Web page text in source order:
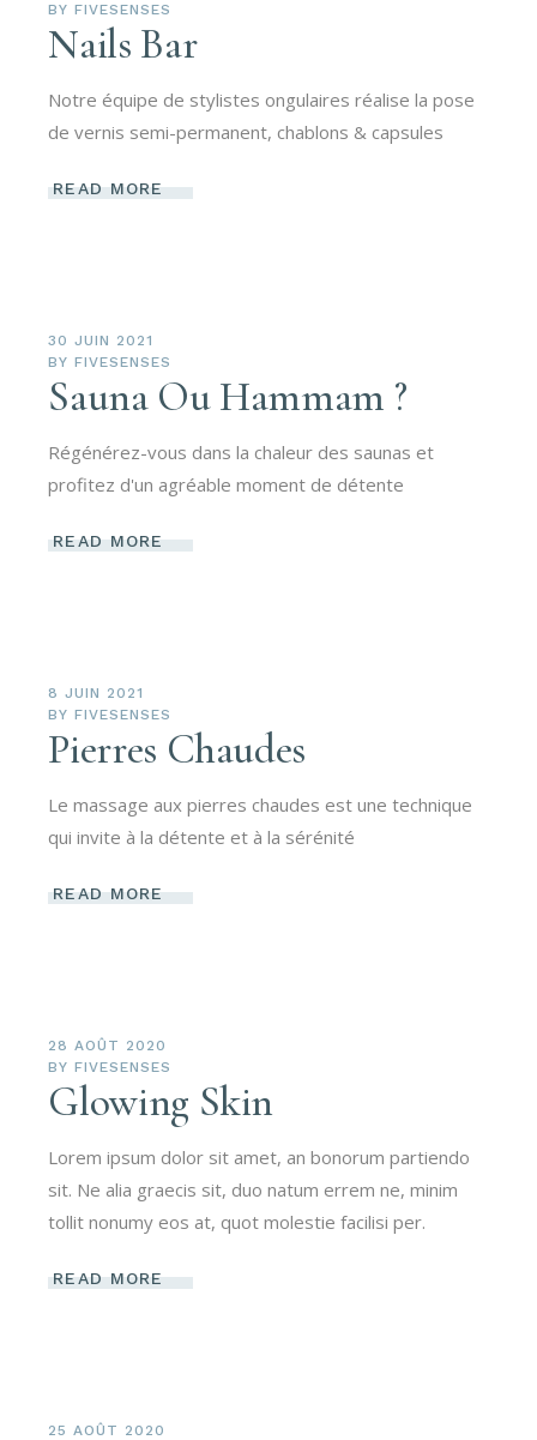
BY FIVESENSES
Nails Bar
Notre équipe de stylistes ongulaires réalise la pose
de vernis semi-permanent, chablons & capsules
READ MORE
30 JUIN 2021
BY FIVESENSES
Sauna Ou Hammam ?
Régénérez-vous dans la chaleur des saunas et
profitez d'un agréable moment de détente
READ MORE
8 JUIN 2021
BY FIVESENSES
Pierres Chaudes
Le massage aux pierres chaudes est une technique
qui invite à la détente et à la sérénité
READ MORE
28 AOÛT 2020
BY FIVESENSES
Glowing Skin
Lorem ipsum dolor sit amet, an bonorum partiendo
sit. Ne alia graecis sit, duo natum errem ne, minim
tollit nonumy eos at, quot molestie facilisi per.
READ MORE
25 AOÛT 2020